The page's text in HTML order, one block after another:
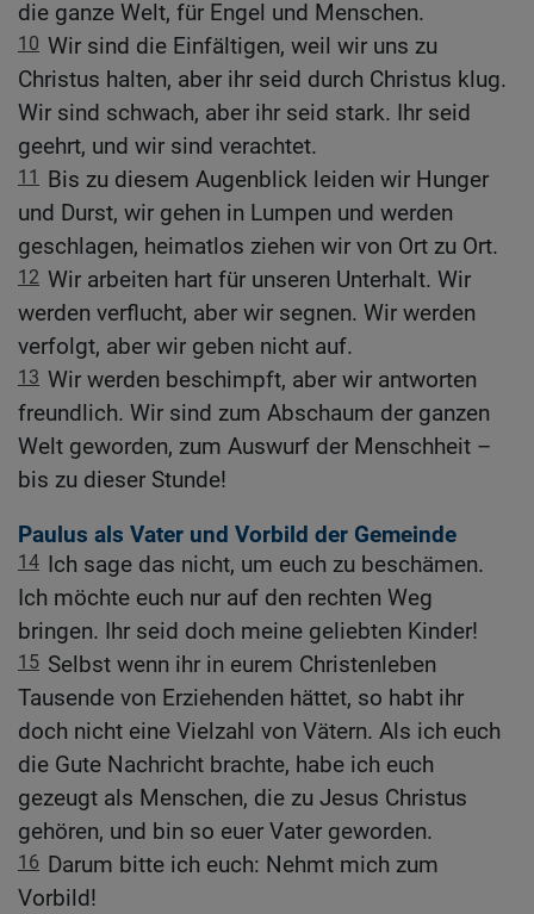
die ganze Welt, für Engel und Menschen.
10 Wir sind die Einfältigen, weil wir uns zu
Christus halten, aber ihr seid durch Christus klug.
Wir sind schwach, aber ihr seid stark. Ihr seid
geehrt, und wir sind verachtet.
11
Bis zu diesem Augenblick leiden wir Hunger
und Durst, wir gehen in Lumpen und werden
geschlagen, heimatlos ziehen wir von Ort zu Ort.
12 Wir arbeiten hart für unseren Unterhalt. Wir
werden verflucht, aber wir segnen. Wir werden
verfolgt, aber wir geben nicht auf.
13 Wir werden beschimpft, aber wir antworten
freundlich. Wir sind zum Abschaum der ganzen
Welt geworden, zum Auswurf der Menschheit –
bis zu dieser Stunde!
Paulus als Vater und Vorbild der Gemeinde
14 Ich sage das nicht, um euch zu beschämen.
Ich möchte euch nur auf den rechten Weg
bringen. Ihr seid doch meine geliebten Kinder!
15 Selbst wenn ihr in eurem Christenleben
Tausende von Erziehenden hättet, so habt ihr
doch nicht eine Vielzahl von Vätern. Als ich euch
die Gute Nachricht brachte, habe ich euch
gezeugt als Menschen, die zu Jesus Christus
gehören, und bin so euer Vater geworden.
16 Darum bitte ich euch: Nehmt mich zum
Vorbild!